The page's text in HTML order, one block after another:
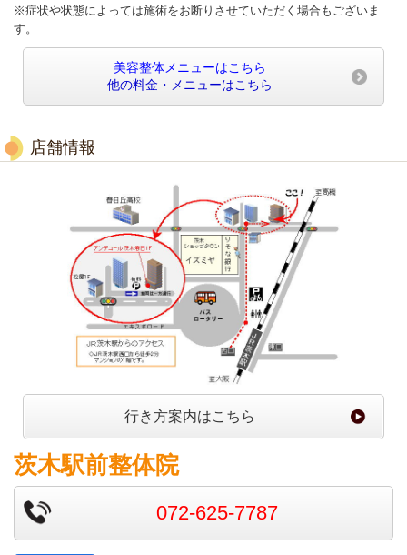
※症状や状態によっては施術をお断りさせていただく場合もございま
す。
美容整体メニューはこちら
他の料金・メニューはこちら
店舗情報
行き方案内はこちら
茨木駅前整体院
072-625-7787